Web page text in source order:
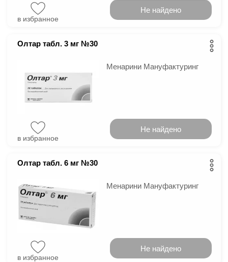
в избранное
Не найдено
Олтар табл. 3 мг №30
Менарини Мануфактуринг
в избранное
Не найдено
Олтар табл. 6 мг №30
Менарини Мануфактуринг
в избранное
Не найдено